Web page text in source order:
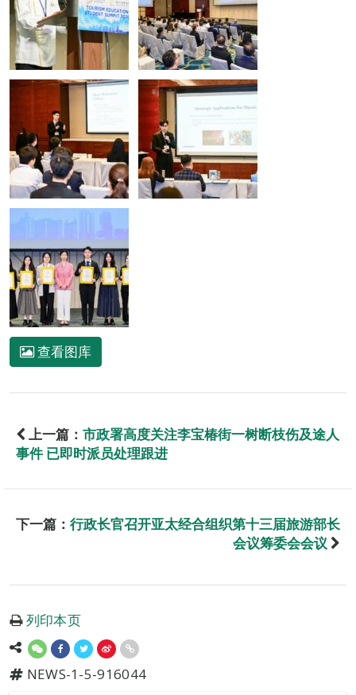
查看图库
上一篇： 市政署高度关注李宝椿街一树断枝伤及途人
事件 已即时派员处理跟进
下一篇： 行政长官召开亚太经合组织第十三届旅游部长
会议筹委会会议
列印本页
NEWS-1-5-916044